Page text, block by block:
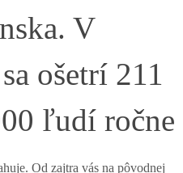
V
ošetrí 211
ľudí ročne
Od zajtra vás na pôvodnej